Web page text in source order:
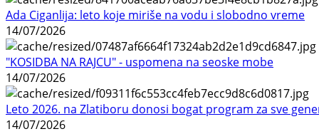
Ada Ciganlija: leto koje miriše na vodu i slobodno vreme
14/07/2026
"KOSIDBA NA RAJCU" - uspomena na seoske mobe
14/07/2026
Leto 2026. na Zlatiboru donosi bogat program za sve
14/07/2026